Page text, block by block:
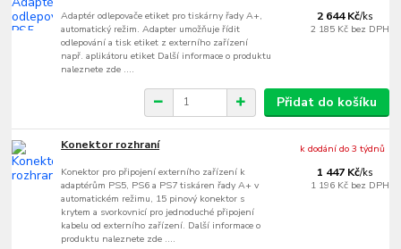
Adaptér odlepovače etiket pro tiskárny řady A+,
automatický režim. Adapter umožňuje řídit
odlepování a tisk etiket z externího zařízení
např. aplikátoru etiket Další informace o produktu
naleznete zde ....
2 644 Kč/ks
2 185 Kč bez DPH
Přidat do košíku
Konektor rozhraní
Konektor pro připojení externího zařízení k
adaptérům PS5, PS6 a PS7 tiskáren řady A+ v
automatickém režimu, 15 pinový konektor s
krytem a svorkovnicí pro jednoduché připojení
kabelu od externího zařízení. Další informace o
produktu naleznete zde ....
1 447 Kč/ks
1 196 Kč bez DPH
k dodání do 3 týdnů